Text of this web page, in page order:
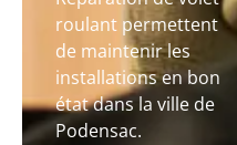
roulant permettent
de maintenir les
installations en bon
état dans la ville de
Podensac.